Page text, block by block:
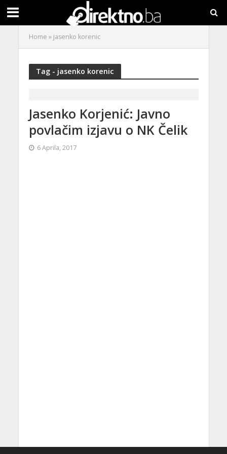
Home » jasenko korenic
Tag - jasenko korenic
Jasenko Korjenić: Javno
povlačim izjavu o NK Čelik
6 Aprila, 2017